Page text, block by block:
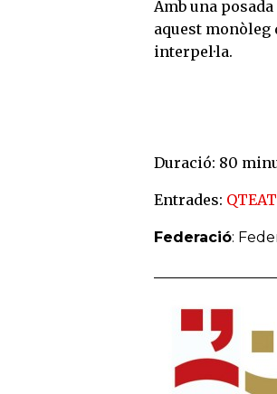
Amb una
aquest monòleg
interpel·la.
Duració: 80
Entrades:
Federació: